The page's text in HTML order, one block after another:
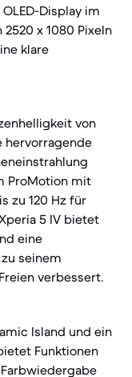
Display im
x 1080 Pixeln
klare
von
hervorragende
ProMotion mit
zu 120 Hz für
5 IV bietet
eine
seinem
verbessert.
Island und ein
Funktionen